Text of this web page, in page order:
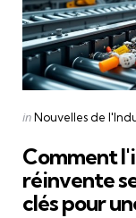
Posted
inNouvelles de
Comment
réinvente
clés pour